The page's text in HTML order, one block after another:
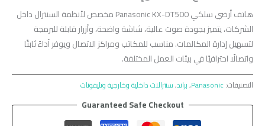
هاتف أرضي سلكي Panasonic KX-DT500 مخصص لأنظمة السنترال داخل
الشركات، يتميز بجودة صوت عالية، شاشة واضحة، وأزرار قابلة للبرمجة
لتسهيل إدارة المكالمات. مناسب للمكاتب ومراكز الاتصال ويوفر أداءً ثابتًا
واتصالًا احترافيًا في بيئات العمل المختلفة.
التصنيفات:Panasonic
,براند,سنترالات داخلية وخارجية وتليفونات
Guaranteed Safe Checkout